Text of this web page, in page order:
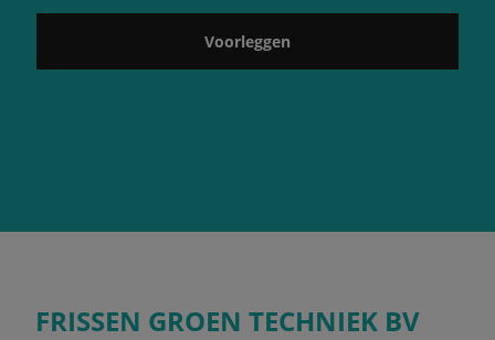
Voorleggen
FRISSEN GROEN TECHNIEK BV